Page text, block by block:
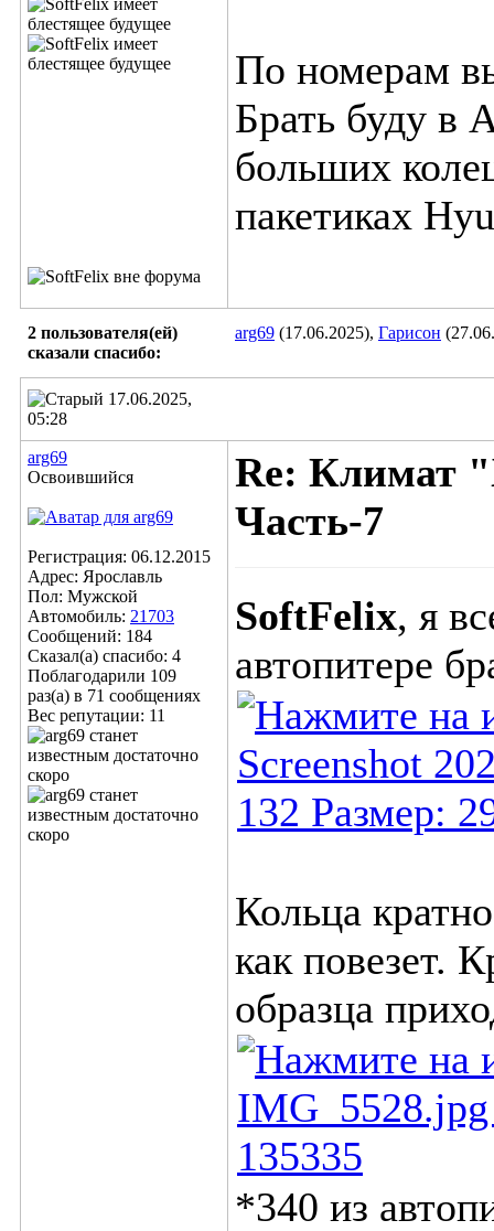
По номерам
Брать буду в
больших
пакетиках
2 пользователя(ей)
сказали cпасибо:
arg69 (17.06.2025), Гарисон
17.06.2025,
05:28
arg69
Освоившийся
Регистрация: 06.12.2015
Адрес: Ярославль
Пол: Мужской
Автомобиль: 21703
Сообщений: 184
Сказал(а) спасибо: 4
Поблагодарили 109
раз(а) в 71 сообщениях
Вес репутации: 11
Re: Климат
Часть-7
SoftFelix, я
автопитере
Кольца
как повезет.
образца
*340 из